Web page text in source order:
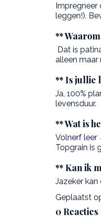
Impregneer
leggen!).
**
Dat is
alleen maar
** Is jullie
Ja, 100%
levensduur.
** Wat is
Volnerf leer
Topgrain is
** Kan ik
Jazeker
Geplaatst
0 Reacties